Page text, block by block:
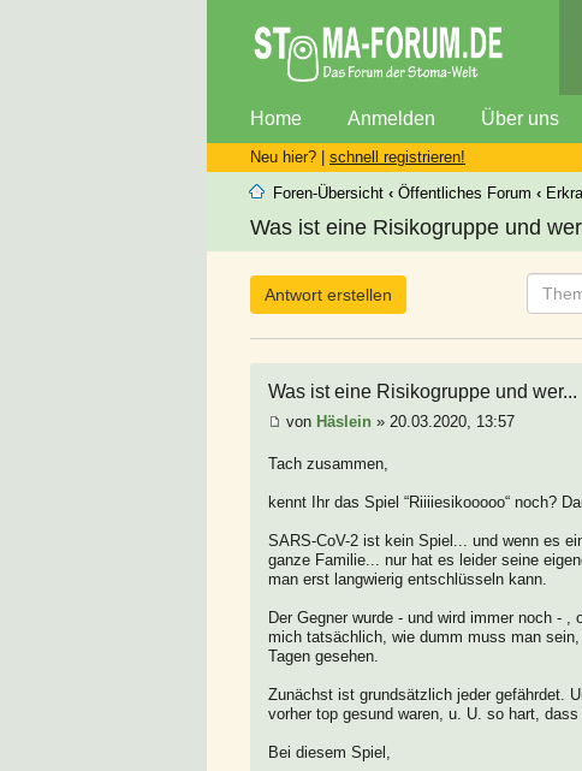
Home Anmelden Über uns
Neu hier? | schnell registrieren!
Foren-Übersicht ‹ Öffentliches Forum ‹
Was ist eine Risikogruppe und
Antwort erstellen
Was ist eine Risikogruppe und wer...
von Häslein » 20.03.2020, 13:57
Tach zusammen,
kennt Ihr das Spiel “Riiiiesikooooo“ noch?
SARS-CoV-2 ist kein Spiel... und wenn es
ganze Familie... nur hat es leider seine
man erst langwierig entschlüsseln kann.
Der Gegner wurde - und wird immer noch -
mich tatsächlich, wie dumm muss man
Tagen gesehen.
Zunächst ist grundsätzlich jeder gefährdet.
vorher top gesund waren, u. U. so hart,
Bei diesem Spiel,